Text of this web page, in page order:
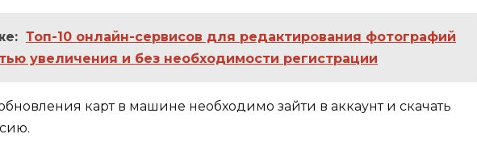
Топ-10 онлайн-сервисов для редактирования фотографий
увеличения и без необходимости регистрации
карт в машине необходимо зайти в аккаунт и скачать